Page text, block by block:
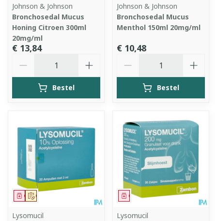
Johnson & Johnson
Bronchosedal Mucus
Honing Citroen 300ml
20mg/ml
€ 13,84
Bestel
Johnson & Johnson
Bronchosedal Mucus
Menthol 150ml 20mg/ml
€ 10,48
Bestel
Op voorschrift
Geneesmiddel
Lysomucil
Geneesmiddel
Lysomucil